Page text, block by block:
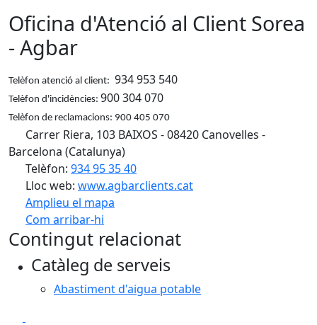
Oficina d'Atenció al Client Sorea
- Agbar
Telèfon atenció al client: 934 953 540
Telèfon d'incidències: 900 304 070
Telèfon de reclamacions: 900 405 070
Carrer Riera, 103 BAIXOS - 08420 Canovelles -
Barcelona (Catalunya)
Telèfon: 934 95 35 40
Lloc web: www.agbarclients.cat
Amplieu el mapa
Com arribar-hi
+
−
Contingut relacionat
Catàleg de serveis
Abastiment d'aigua potable